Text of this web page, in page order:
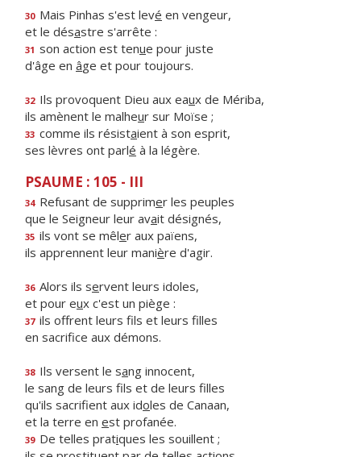
30 Mais Pinhas s'est levé en vengeur,
et le désastre s'arrête :
31 son action est tenue pour juste
d'âge en âge et pour toujours.
32 Ils provoquent Dieu aux eaux de Mériba,
ils amènent le malheur sur Moïse ;
33 comme ils résistaient à son esprit,
ses lèvres ont parlé à la légère.
PSAUME : 105 - III
34 Refusant de supprimer les peuples
que le Seigneur leur avait désignés,
35 ils vont se mêler aux païens,
ils apprennent leur manière d'agir.
36 Alors ils servent leurs idoles,
et pour eux c'est un piège :
37 ils offrent leurs fls et leurs filles
en sacrifce aux démons.
38 Ils versent le sang innocent,
le sang de leurs fls et de leurs filles
qu'ils sacrifient aux idoles de Canaan,
et la terre en est profanée.
39 De telles pratiques les souillent ;